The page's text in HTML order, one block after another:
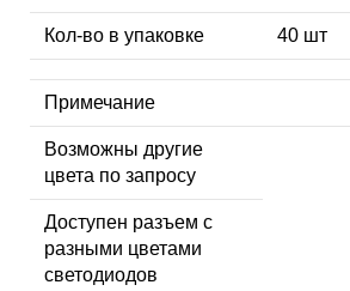
Кол-во в упаковке 40 шт
Примечание
Возможны другие
цвета по запросу
Доступен разъем с
разными цветами
светодиодов